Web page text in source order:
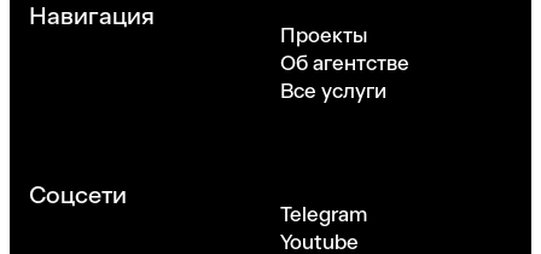
Навигация
Проекты
Об агентстве
Все услуги
Соцсети
Telegram
Youtube